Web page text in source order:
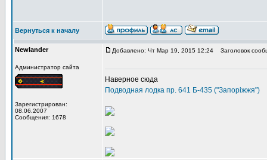
Вернуться к началу
Newlander
Администратор сайта
Зарегистрирован:
08.06.2007
Сообщения: 1678
Добавлено: Чт Мар 19, 2015 12:24 Заголовок
Наверное сюда
Подводная лодка пр. 641 Б-435 ("Запорiжжя")